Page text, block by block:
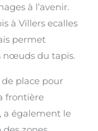
à l’avenir.
à Villers ecalles
permet
nœuds du tapis.
de place pour
frontière
a également le